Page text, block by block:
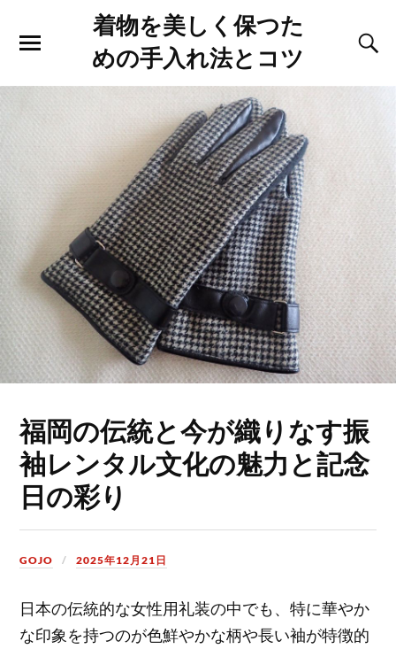
着物を美しく保つた
めの手入れ法とコツ
福岡の伝統と今が織りなす振
袖レンタル文化の魅力と記念
日の彩り
GOJO 2025年12月21日
日本の伝統的な女性用礼装の中でも、特に華やか
な印象を持つのが色鮮やかな柄や長い袖が特徴的